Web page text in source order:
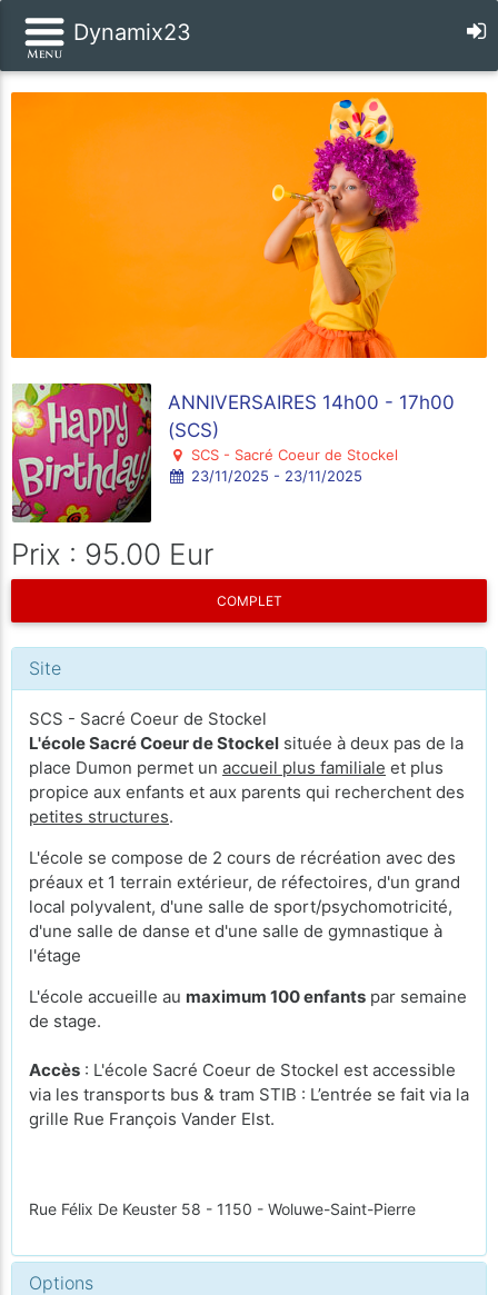
Dynamix23
ANNIVERSAIRES 14h00 - 17h00
(SCS)
SCS - Sacré Coeur de Stockel
23/11/2025 - 23/11/2025
Prix : 95.00 Eur
COMPLET
Site
SCS - Sacré Coeur de Stockel
L'école Sacré Coeur de Stockel située à deux pas de la
place Dumon permet un accueil plus familiale et plus
propice aux enfants et aux parents qui recherchent des
petites structures.
L'école se compose de 2 cours de récréation avec des
préaux et 1 terrain extérieur, de réfectoires, d'un grand
local polyvalent, d'une salle de sport/psychomotricité,
d'une salle de danse et d'une salle de gymnastique à
l'étage
L'école accueille au maximum 100 enfants par semaine
de stage.
Accès : L'école Sacré Coeur de Stockel est accessible
via les transports bus & tram STIB : L’entrée se fait via la
grille Rue François Vander Elst.
Rue Félix De Keuster 58 - 1150 - Woluwe-Saint-Pierre
Options